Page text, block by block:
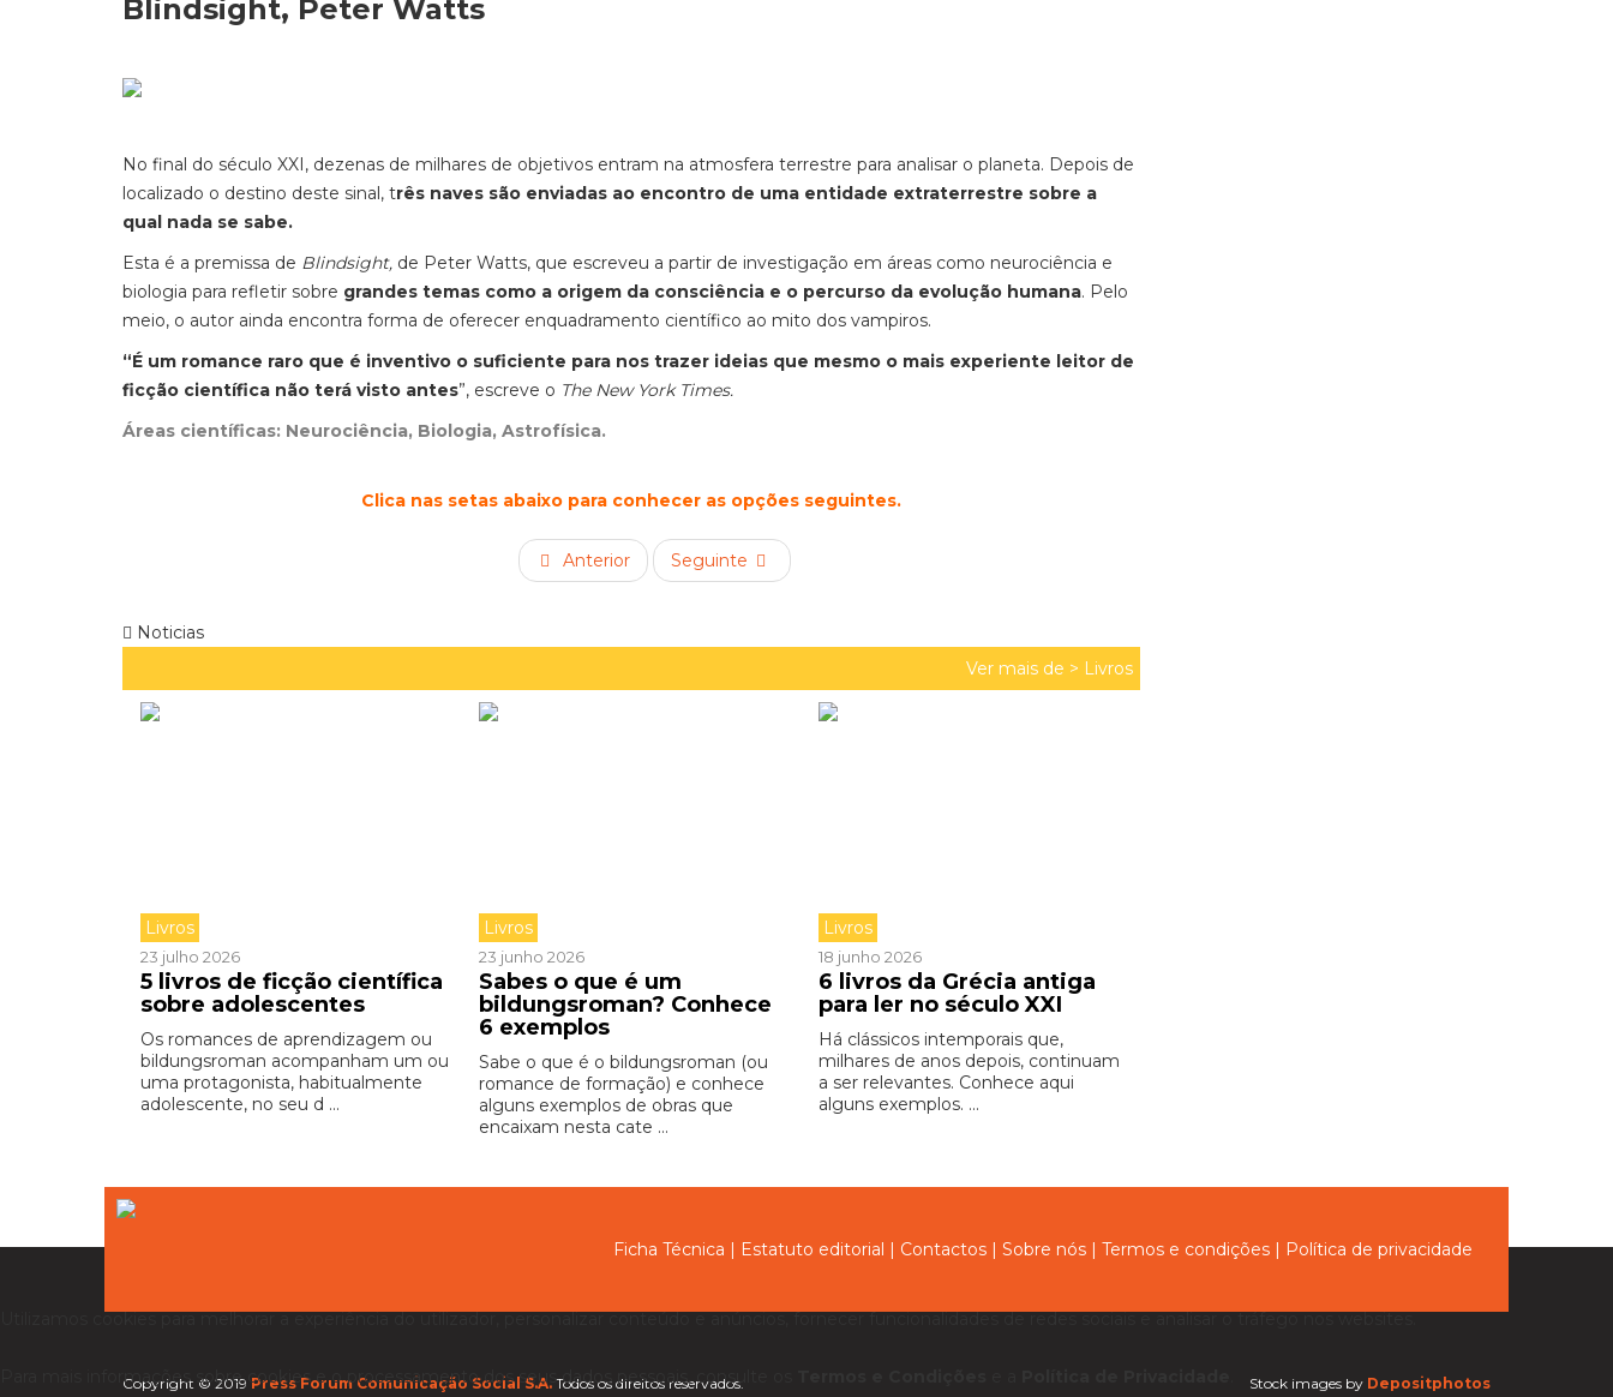
Blindsight, Peter Watts
No final do século XXI, dezenas de milhares de objetivos entram na atmosfera terrestre para analisar o planeta. Depois de
localizado o destino deste sinal, três naves são enviadas ao encontro de uma entidade extraterrestre sobre a
qual nada se sabe.
Esta é a premissa de Blindsight, de Peter Watts, que escreveu a partir de investigação em áreas como neurociência e
biologia para refletir sobre grandes temas como a origem da consciência e o percurso da evolução humana. Pelo
meio, o autor ainda encontra forma de oferecer enquadramento científico ao mito dos vampiros.
“É um romance raro que é inventivo o suficiente para nos trazer ideias que mesmo o mais experiente leitor de
ficção científica não terá visto antes”, escreve o The New York Times.
Áreas científicas: Neurociência, Biologia, Astrofísica.
Clica nas setas abaixo para conhecer as opções seguintes.
Anterior Seguinte
Noticias
Ver mais de > Livros
Livros
23 julho 2026
5 livros de ficção científica
sobre adolescentes
Os romances de aprendizagem ou
bildungsroman acompanham um ou
uma protagonista, habitualmente
adolescente, no seu d ...
Livros
23 junho 2026
Sabes o que é um
bildungsroman? Conhece
6 exemplos
Sabe o que é o bildungsroman (ou
romance de formação) e conhece
alguns exemplos de obras que
encaixam nesta cate ...
Livros
18 junho 2026
6 livros da Grécia antiga
para ler no século XXI
Há clássicos intemporais que,
milhares de anos depois, continuam
a ser relevantes. Conhece aqui
alguns exemplos. ...
Ficha Técnica | Estatuto editorial | Contactos | Sobre nós | Termos e condições | Política de privacidade
Copyright © 2019 Press Forum Comunicação Social S.A. Todos os direitos reservados. Stock images by Depositphotos
Utilizamos cookies para melhorar a experiência do utilizador, personalizar conteúdo e anúncios, fornecer funcionalidades de redes sociais e analisar o tráfego nos websites.
Para mais informações sobre cookies e o processamento dos seus dados pessoais, consulte os